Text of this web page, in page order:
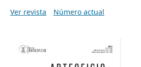
Ver revista
Número actual